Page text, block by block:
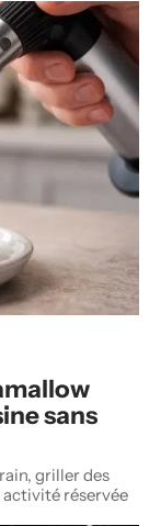
sans
griller des
réservée